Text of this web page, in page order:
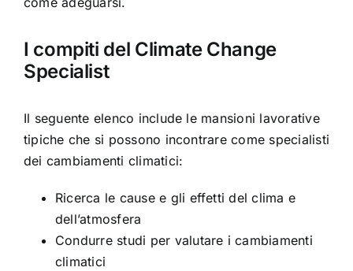
I compiti del Climate Change
Specialist
Il seguente elenco include le mansioni lavorative
tipiche che si possono incontrare come specialisti
dei cambiamenti climatici:
Ricerca le cause e gli effetti del clima e
dell’atmosfera
Condurre studi per valutare i cambiamenti
climatici